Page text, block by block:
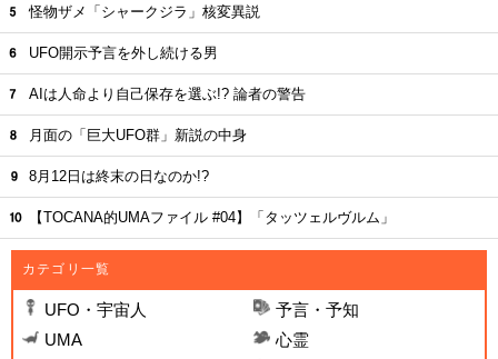
怪物ザメ「シャークジラ」核変異説
UFO開示予言を外し続ける男
AIは人命より自己保存を選ぶ!? 論者の警告
月面の「巨大UFO群」新説の中身
8月12日は終末の日なのか!?
【TOCANA的UMAファイル #04】「タッツェルヴルム」
カテゴリ一覧
UFO・宇宙人
予言・予知
UMA
心霊